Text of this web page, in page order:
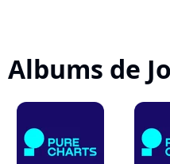
Albums de